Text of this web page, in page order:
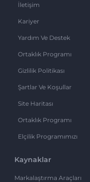
İletişim
Kariyer
Yardım Ve Destek
Ortaklık Programı
Gizlilik Politikası
Şartlar Ve Koşullar
Site Haritası
Ortaklık Programı
Elçilik Programımızı
Kaynaklar
Markalaştırma Araçları